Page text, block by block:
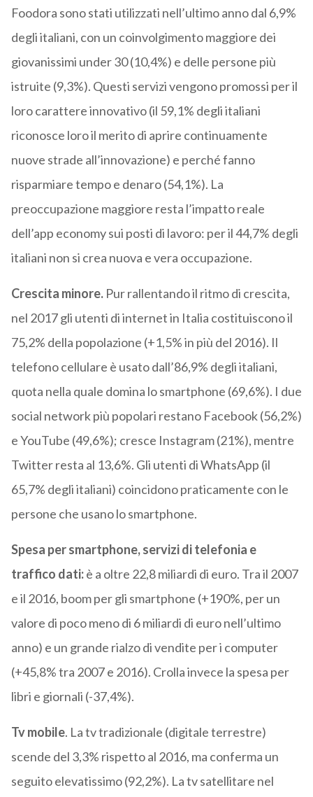
Foodora sono stati utilizzati nell’ultimo anno dal 6,9%
degli italiani, con un coinvolgimento maggiore dei
giovanissimi under 30 (10,4%) e delle persone più
istruite (9,3%). Questi servizi vengono promossi per il
loro carattere innovativo (il 59,1% degli italiani
riconosce loro il merito di aprire continuamente
nuove strade all’innovazione) e perché fanno
risparmiare tempo e denaro (54,1%). La
preoccupazione maggiore resta l’impatto reale
dell’app economy sui posti di lavoro: per il 44,7% degli
italiani non si crea nuova e vera occupazione.
Crescita minore. Pur rallentando il ritmo di crescita,
nel 2017 gli utenti di internet in Italia costituiscono il
75,2% della popolazione (+1,5% in più del 2016). Il
telefono cellulare è usato dall’86,9% degli italiani,
quota nella quale domina lo smartphone (69,6%). I due
social network più popolari restano Facebook (56,2%)
e YouTube (49,6%); cresce Instagram (21%), mentre
Twitter resta al 13,6%. Gli utenti di WhatsApp (il
65,7% degli italiani) coincidono praticamente con le
persone che usano lo smartphone.
Spesa per smartphone, servizi di telefonia e
traffico dati:è a oltre 22,8 miliardi di euro. Tra il 2007
e il 2016, boom per gli smartphone (+190%, per un
valore di poco meno di 6 miliardi di euro nell’ultimo
anno) e un grande rialzo di vendite per i computer
(+45,8% tra 2007 e 2016). Crolla invece la spesa per
libri e giornali (-37,4%).
Tv mobile. La tv tradizionale (digitale terrestre)
scende del 3,3% rispetto al 2016, ma conferma un
seguito elevatissimo (92,2%). La tv satellitare nel